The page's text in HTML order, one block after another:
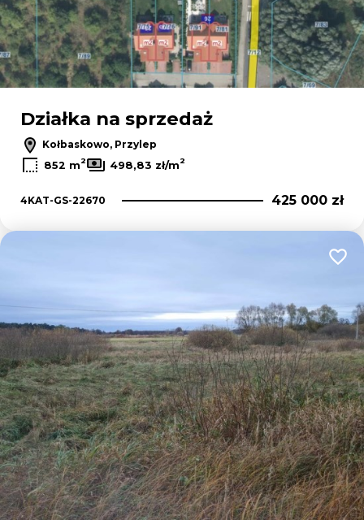
Działka na sprzedaż
Kołbaskowo, Przylep
852 m2 498,83 zł/m2
4KAT-GS-22670 425 000 zł